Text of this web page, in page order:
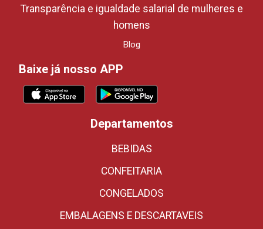
Transparência e igualdade salarial de mulheres e
homens
Blog
Baixe já nosso APP
Departamentos
BEBIDAS
CONFEITARIA
CONGELADOS
EMBALAGENS E DESCARTAVEIS